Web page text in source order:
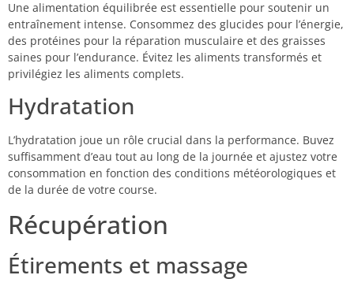
Une alimentation équilibrée est essentielle pour soutenir un
entraînement intense. Consommez des glucides pour l’énergie,
des protéines pour la réparation musculaire et des graisses
saines pour l’endurance. Évitez les aliments transformés et
privilégiez les aliments complets.
Hydratation
L’hydratation joue un rôle crucial dans la performance. Buvez
suffisamment d’eau tout au long de la journée et ajustez votre
consommation en fonction des conditions météorologiques et
de la durée de votre course.
Récupération
Étirements et massage